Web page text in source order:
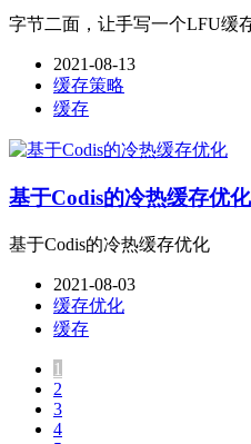
字节二面，让手写一个LFU缓
2021-08-13
缓存策略
缓存
基于Codis的冷热缓存优化
基于Codis的冷热缓存优化
2021-08-03
缓存优化
缓存
1
2
3
4